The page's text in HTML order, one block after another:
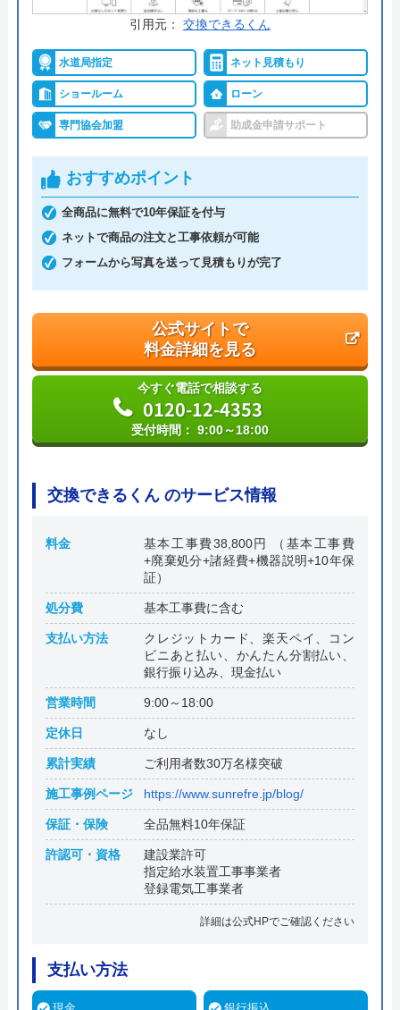
受付時間： ―
緒方建設 の基本情報
運営会社 株式会社 緒方建設
創業・設立 昭和45年1月創業 平成8年5月設立
本社所在地
〒584-0001
大阪府富田林市梅の里2丁目12番3号
引用元： 交換できるくん
水道局指定 ネット見積もり
ショールーム ローン
専門協会加盟 助成金申請サポート
おすすめポイント
全商品に無料で10年保証を付与
ネットで商品の注文と工事依頼が可能
フォームから写真を送って見積もりが完了
公式サイトで
料金詳細を見る
今すぐ電話で相談する
0120-12-4353
受付時間： 9:00～18:00
交換できるくん のサービス情報
料金
基本工事費38,800円 （基本工事費
+廃棄処分+諸経費+機器説明+10年保
証）
処分費 基本工事費に含む
支払い方法
クレジットカード、楽天ペイ、コン
ビニあと払い、かんたん分割払い、
銀行振り込み、現金払い
営業時間 9:00～18:00
定休日 なし
累計実績 ご利用者数30万名様突破
施工事例ページ https://www.sunrefre.jp/blog/
保証・保険 全品無料10年保証
許認可・資格
建設業許可
指定給水装置工事事業者
登録電気工事業者
詳細は公式HPでご確認ください
支払い方法